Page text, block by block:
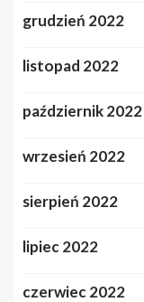
grudzień 2022
listopad 2022
październik 2022
wrzesień 2022
sierpień 2022
lipiec 2022
czerwiec 2022